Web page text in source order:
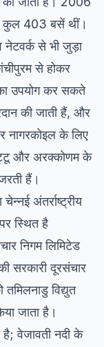
कुल 403 बसें थीं।
से भी जुड़ा
से होकर
उपयोग कर सकते
की जाती हैं, और
नागरकोइल के लिए
और अरक्कोणम के
हैं।
अंतर्राष्ट्रीय
स्थित है
निगम लिमिटेड
सरकारी दूरसंचार
विद्युत
जाता है।
है; वेजावती नदी के